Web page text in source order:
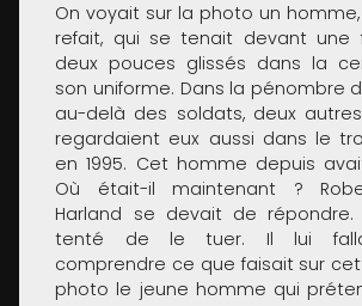
On voyait sur la photo un
refait, qui se tenait devant une
deux pouces glissés dans la
son uniforme. Dans la pénombre
au-delà des soldats, deux
regardaient eux aussi dans le
en 1995. Cet homme depuis
Où était-il maintenant ?
Harland se devait de
tenté de le tuer. Il lui
comprendre ce que faisait sur
photo le jeune homme qui